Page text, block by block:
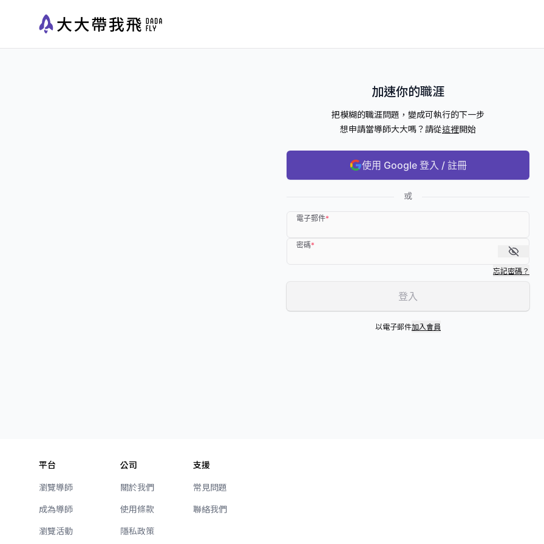
加速你的職涯
把模糊的職涯問題，變成可執行的下一步
想申請當導師大大嗎？請從這裡開始
使用 Google 登入 / 註冊
或
電子郵件*
密碼*
忘記密碼？
登入
以電子郵件加入會員
平台
瀏覽導師
成為導師
瀏覽活動
公司
關於我們
使用條款
隱私政策
支援
常見問題
聯絡我們